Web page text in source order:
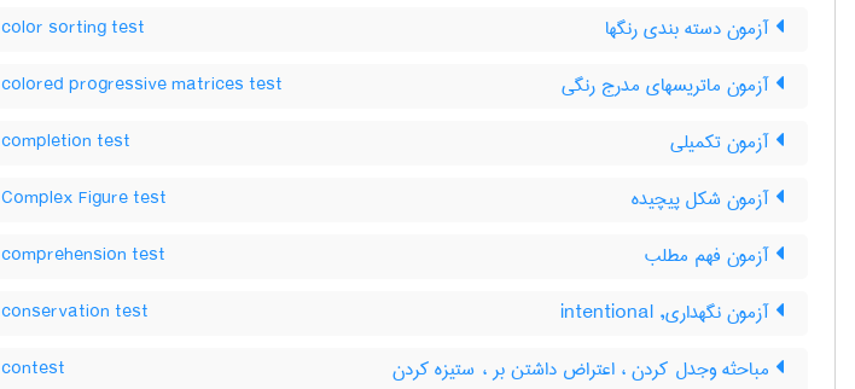
آزمون دسته بندی رنگها color sorting test
آزمون ماتریسهای مدرج رنگی colored progressive matrices test
آزمون تکمیلی completion test
آزمون شكل پيچيده Complex Figure test
آزمون فهم مطلب comprehension test
آزمون نگهداری, intentional conservation test
مباحثه وجدل کردن ، اعتراض داشتن بر ، ستیزه کردن
contest